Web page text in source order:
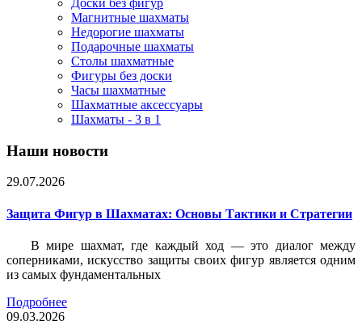
Доски без фигур
Магнитные шахматы
Недорогие шахматы
Подарочные шахматы
Столы шахматные
Фигуры без доски
Часы шахматные
Шахматные аксессуары
Шахматы - 3 в 1
Наши новости
29.07.2026
Защита Фигур в Шахматах: Основы Тактики и Стратегии
В мире шахмат, где каждый ход — это диалог между
соперниками, искусство защиты своих фигур является одним
из самых фундаментальных
Подробнее
09.03.2026